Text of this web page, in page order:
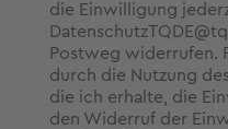
die Einwilligung
Postweg widerrufen.
durch die Nutzung
die ich erhalte, die
den Widerruf der